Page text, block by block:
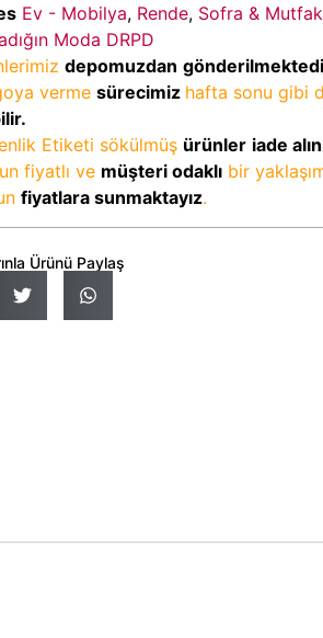
Ev - Mobilya, Rende, Sofra & Mutfak
Moda DRPD
depomuzdan
verme sürecimiz hafta sonu gibi
Etiketi sökülmüş ürünler iade
fiyatlı ve müşteri odaklı bir
fiyatlara sunmaktayız.
Ürünü Paylaş